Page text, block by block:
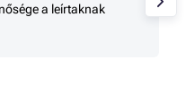
a leírtaknak